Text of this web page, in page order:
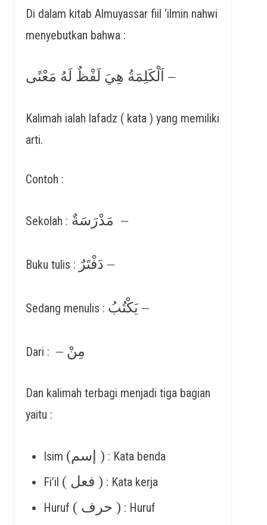
Di dalam kitab Almuyassar fiil ‘ilmin nahwi
menyebutkan bahwa :
اَلْكَلِمَةُ هِيَ لَفْظٌ لَهُ مَعْنًى –
Kalimah ialah lafadz ( kata ) yang memiliki
arti.
Contoh :
Sekolah : مَدْرَسَةٌ –
Buku tulis : دَفْتَرٌ –
Sedang menulis : يَكْتُبُ –
Dari : – مِنْ
Dan kalimah terbagi menjadi tiga bagian
yaitu :
Isim (إسم ) : Kata benda
Fi’il
( فعل ) : Kata kerja
Huruf
( حرف ) : Huruf